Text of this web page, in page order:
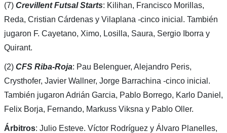
(7) Crevillent Futsal Starts: Kilihan, Francisco Morillas,
Reda, Cristian Cárdenas y Vilaplana -cinco inicial. También
jugaron F. Cayetano, Ximo, Losilla, Saura, Sergio Iborra y
Quirant.
(2) CFS Riba-Roja: Pau Belenguer, Alejandro Peris,
Crysthofer, Javier Wallner, Jorge Barrachina -cinco inicial.
También jugaron Adrián Garcia, Pablo Borrego, Karlo Daniel,
Felix Borja, Fernando, Markuss Viksna y Pablo Oller.
Árbitros: Julio Esteve. Víctor Rodríguez y Álvaro Planelles,